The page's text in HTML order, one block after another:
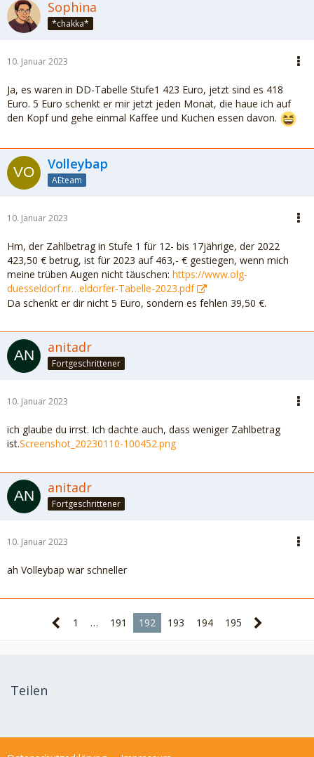
Sophina
*chakka*
10. Januar 2023
Ja, es waren in DD-Tabelle Stufe1 423 Euro, jetzt sind es 418
Euro. 5 Euro schenkt er mir jetzt jeden Monat, die haue ich auf
den Kopf und gehe einmal Kaffee und Kuchen essen davon.
Volleybap
AEteam
10. Januar 2023
Hm, der Zahlbetrag in Stufe 1 für 12- bis 17jährige, der 2022
423,50 € betrug, ist für 2023 auf 463,- € gestiegen, wenn mich
meine trüben Augen nicht täuschen: https://www.olg-
duesseldorf.nr…eldorfer-Tabelle-2023.pdf
Da schenkt er dir nicht 5 Euro, sondern es fehlen 39,50 €.
anitadr
Fortgeschrittener
10. Januar 2023
ich glaube du irrst. Ich dachte auch, dass weniger Zahlbetrag
ist.Screenshot_20230110-100452.png
anitadr
Fortgeschrittener
10. Januar 2023
ah Volleybap war schneller
1 … 191 192 193 194 195
Teilen